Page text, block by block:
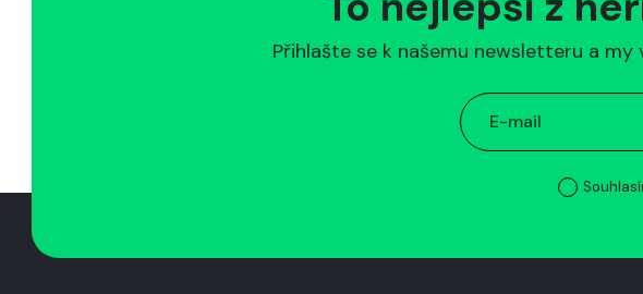
Přihlašte se k našemu newsletteru a my